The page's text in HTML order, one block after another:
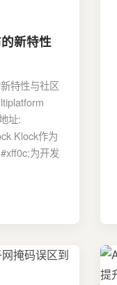
新特性
特性与社区
址:
Klock作为
为开发